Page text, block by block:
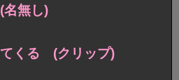
無し)
くる (クリップ)